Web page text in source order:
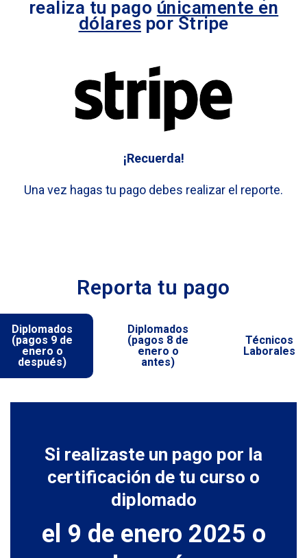
realiza tu pago únicamente en
dólares por Stripe
¡Recuerda!
Una vez hagas tu pago debes realizar el reporte.
Reporta tu pago
Diplomados
(pagos 9 de
enero o
después)
Diplomados
(pagos 8 de
enero o
antes)
Técnicos
Laborales
Si realizaste un pago por la
certificación de tu curso o
diplomado
el 9 de enero 2025 o